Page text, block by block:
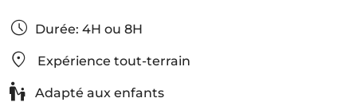
Durée: 4H ou 8H
Expérience tout-terrain
Adapté aux enfants